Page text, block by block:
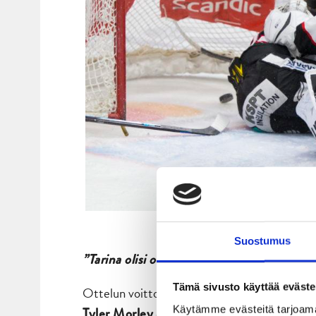
Suostumus
Tämä sivusto käyttää
Käytämme evästeitä
Ottelun avausmaalia seurasi
”Tarina olisi ollut toinen ilman kahta
Ottelun voittomaali nähtiin lopulta